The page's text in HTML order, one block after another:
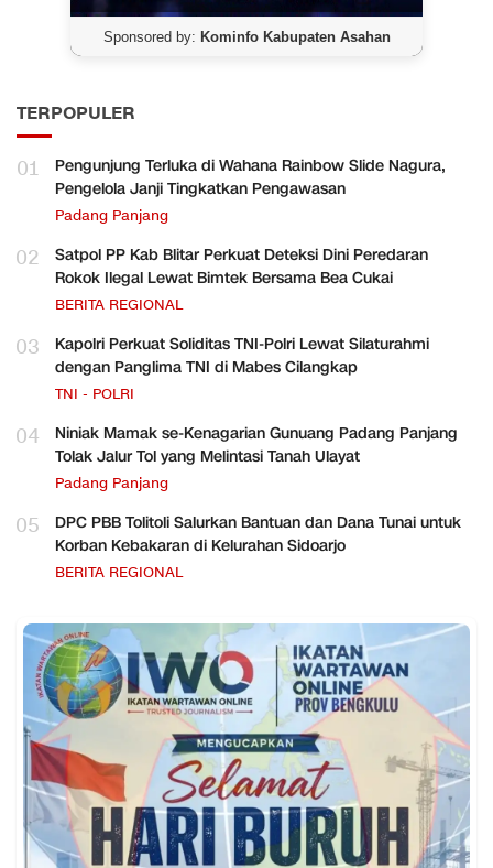
Sponsored by: Kominfo Kabupaten Asahan
TERPOPULER
01
Pengunjung Terluka di Wahana Rainbow Slide Nagura,
Pengelola Janji Tingkatkan Pengawasan
Padang Panjang
02
Satpol PP Kab Blitar Perkuat Deteksi Dini Peredaran
Rokok Ilegal Lewat Bimtek Bersama Bea Cukai
BERITA REGIONAL
03
Kapolri Perkuat Soliditas TNI-Polri Lewat Silaturahmi
dengan Panglima TNI di Mabes Cilangkap
TNI - POLRI
04
Niniak Mamak se-Kenagarian Gunuang Padang Panjang
Tolak Jalur Tol yang Melintasi Tanah Ulayat
Padang Panjang
05
DPC PBB Tolitoli Salurkan Bantuan dan Dana Tunai untuk
Korban Kebakaran di Kelurahan Sidoarjo
BERITA REGIONAL